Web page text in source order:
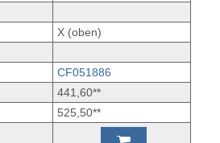
X (oben)
CF051886
441,60**
525,50**